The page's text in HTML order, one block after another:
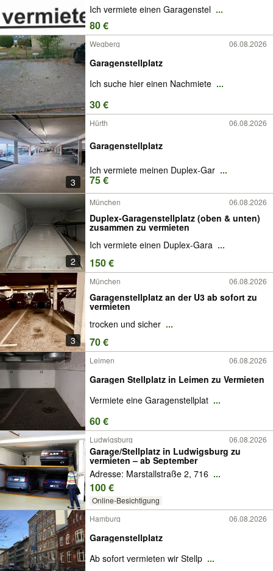
Ich vermiete einen Garagenstel ...
80 €
Wegberg 06.08.2026
Garagenstellplatz
Ich suche hier einen Nachmiete ...
30 €
3
Hürth 06.08.2026
Garagenstellplatz
Ich vermiete meinen Duplex-Gar ...
75 €
2
München 06.08.2026
Duplex-Garagenstellplatz (oben & unten)
zusammen zu vermieten
Ich vermiete einen Duplex-Gara ...
150 €
3
München 06.08.2026
Garagenstellplatz an der U3 ab sofort zu
vermieten
trocken und sicher ...
70 €
Leimen 06.08.2026
Garagen Stellplatz in Leimen zu Vermieten
Vermiete eine Garagenstellplat ...
60 €
Ludwigsburg 06.08.2026
Garage/Stellplatz in Ludwigsburg zu
vermieten – ab September
Adresse: Marstallstraße 2, 716 ...
100 €
Online-Besichtigung
Hamburg
06.08.2026
Garagenstellplatz
Ab sofort vermieten wir Stellp ...